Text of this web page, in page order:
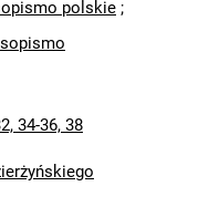
nr 10
polskie ;
34-36, 38